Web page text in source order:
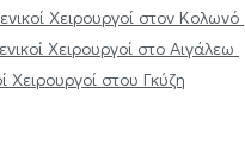
Χειρουργοί στον Κολωνό
Χειρουργοί στο Αιγάλεω
Χειρουργοί στου Γκύζη